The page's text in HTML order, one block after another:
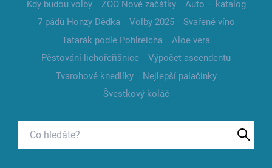
Kdy budou volby
ZOO Nové začátky
Auto – katalog
7 pádů Honzy Dědka
Volby 2025
Svařené víno
Tatarák podle Pohlreicha
Aloe vera
Pěstování lichořeřišnice
Výpočet ascendentu
Tvarohové knedlíky
Nejlepší palačinky
Švestkový koláč